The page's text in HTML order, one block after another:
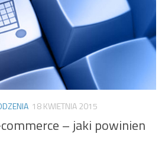
18 KWIETNIA 2015
– jaki powinien